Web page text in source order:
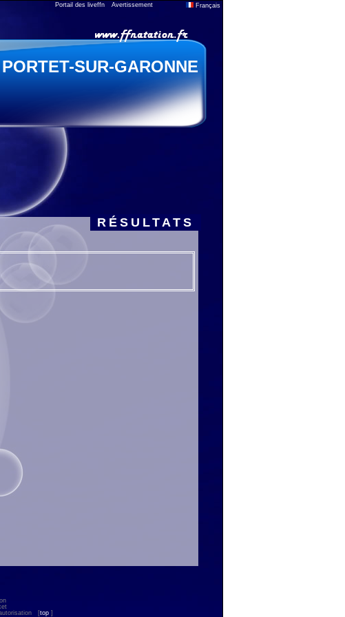
Portail des liveffn Avertissement Français
PORTET-SUR-GARONNE
RÉSULTATS
[top ]